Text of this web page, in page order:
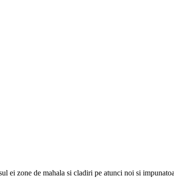
zone de mahala si cladiri pe atunci noi si